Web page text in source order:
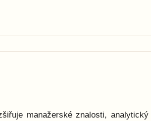
manažerské znalosti,